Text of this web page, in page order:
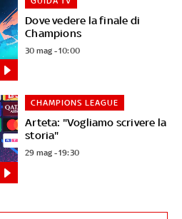
Dove vedere la finale di
Champions
30 mag - 10:00
Arteta: "Vogliamo scrivere la
storia"
CHAMPIONS LEAGUE
29 mag - 19:30